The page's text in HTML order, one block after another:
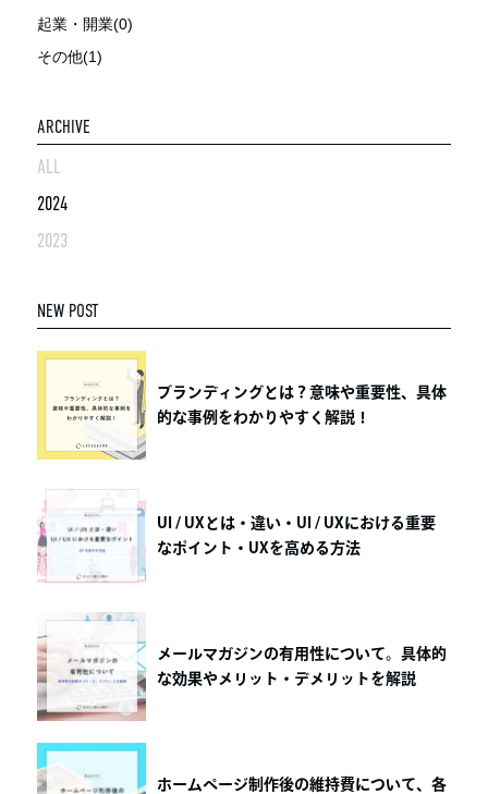
起業・開業(0)
その他(1)
ARCHIVE
ALL
2024
2023
NEW POST
ブランディングとは？意味や重要性、具体
的な事例をわかりやすく解説！
UI / UXとは・違い・UI / UXにおける重要
なポイント・UXを高める方法
メールマガジンの有用性について。具体的
な効果やメリット・デメリットを解説
ホームページ制作後の維持費について、各